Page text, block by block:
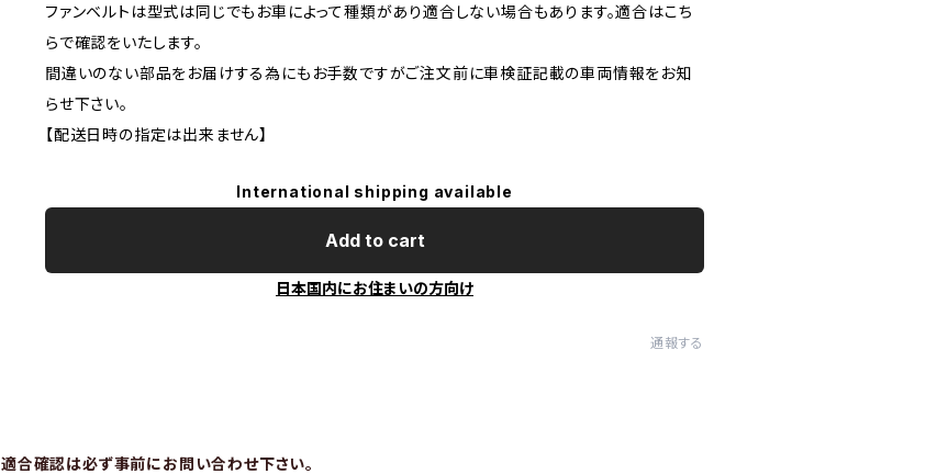
ファンベルトは型式は同じでもお車によって種類があり適合しない場合もあります。適合はこち
らで確認をいたします。
間違いのない部品をお届けする為にもお手数ですがご注文前に車検証記載の車両情報をお知
らせ下さい。
【配送日時の指定は出来ません】
International shipping available
Add to cart
日本国内にお住まいの方向け
通報する
適合確認は必ず事前にお問い合わせ下さい。